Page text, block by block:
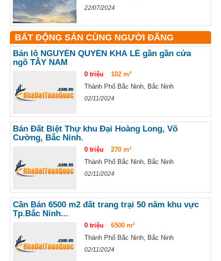
22/07/2024
BẤT ĐỘNG SẢN CÙNG NGƯỜI ĐĂNG
Bán lô NGUYỄN QUYỀN KHẢ LỄ gần gần cửa
ngõ TÂY NAM
0 triệu
102 m²
Thành Phố Bắc Ninh, Bắc Ninh
02/11/2024
Bán Đất Biệt Thự khu Đại Hoàng Long, Võ
Cường, Bắc Ninh.
0 triệu
270 m²
Thành Phố Bắc Ninh, Bắc Ninh
02/11/2024
Cần Bán 6500 m2 đất trang trại 50 năm khu vực
Tp.Bắc Ninh...
0 triệu
6500 m²
Thành Phố Bắc Ninh, Bắc Ninh
02/11/2024